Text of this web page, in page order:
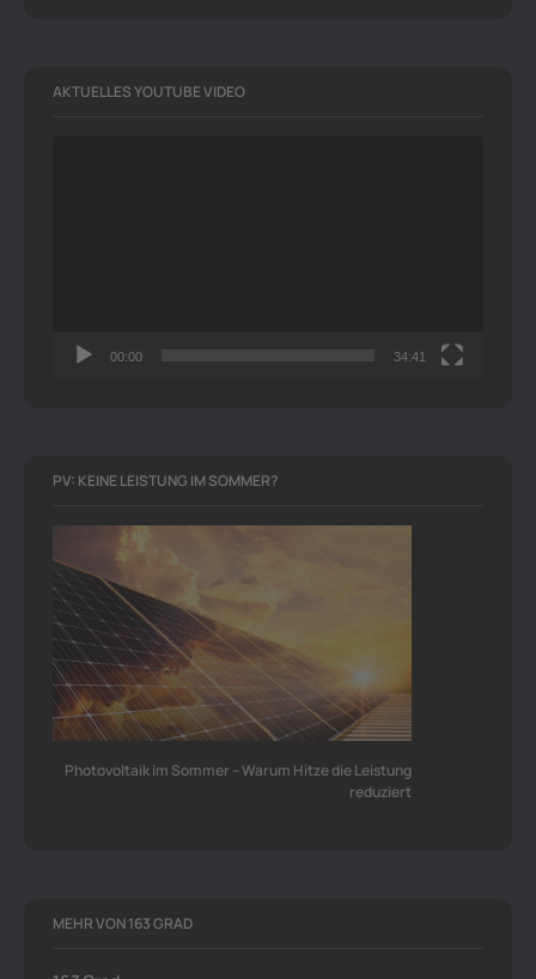
AKTUELLES YOUTUBE VIDEO
00:00 34:41
PV: KEINE LEISTUNG IM SOMMER?
Photovoltaik im Sommer – Warum Hitze die Leistung
reduziert
MEHR VON 163 GRAD